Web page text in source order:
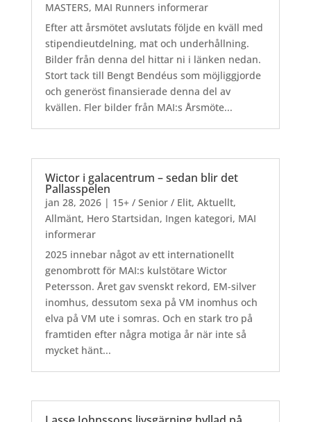
MASTERS, MAI Runners informerar
Efter att årsmötet avslutats följde en kväll med
stipendieutdelning, mat och underhållning.
Bilder från denna del hittar ni i länken nedan.
Stort tack till Bengt Bendéus som möjliggjorde
och generöst finansierade denna del av
kvällen. Fler bilder från MAI:s Årsmöte...
Wictor i galacentrum – sedan blir det
Pallasspelen
jan 28, 2026| 15+ / Senior / Elit, Aktuellt,
Allmänt, Hero Startsidan, Ingen kategori, MAI
informerar
2025 innebar något av ett internationellt
genombrott för MAI:s kulstötare Wictor
Petersson. Året gav svenskt rekord, EM-silver
inomhus, dessutom sexa på VM inomhus och
elva på VM ute i somras. Och en stark tro på
framtiden efter några motiga år när inte så
mycket hänt...